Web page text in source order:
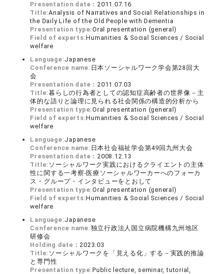
Presentation date：2011.07.16
Title:Analysis of Narratives and Social Relationships in
the Daily Life of the Old People with Dementia
Presentation type:Oral presentation (general)
Field of experts:Humanities & Social Sciences / Social
welfare
Language:Japanese
Conference name: 日本ソーシャルワーク学会第28回大
会
Presentation date：2011.07.03
Title:暮らしの行為者としての認知症高齢者の世界像－主
体的な語りと論理に見られる社会関係の構造的分析から
Presentation type:Oral presentation (general)
Field of experts:Humanities & Social Sciences / Social
welfare
Language:Japanese
Conference name: 日本社会福祉学会第49回九州大会
Presentation date：2008.12.13
Title: ソーシャルワーク実践におけるクライエントの主体
性に関する一考察-医療ソーシャルワーカーへのフォーカ
ス・グループ・インタビューをとおして
Presentation type:Oral presentation (general)
Field of experts:Humanities & Social Sciences / Social
welfare
Language:Japanese
Conference name:独立行政法人国立病院機構九州地区
研修会
Holding date：2023.03
Title: ソーシャルワークを「見える化」する－実践的推論
と専門性
Presentation type:Public lecture, seminar, tutorial,